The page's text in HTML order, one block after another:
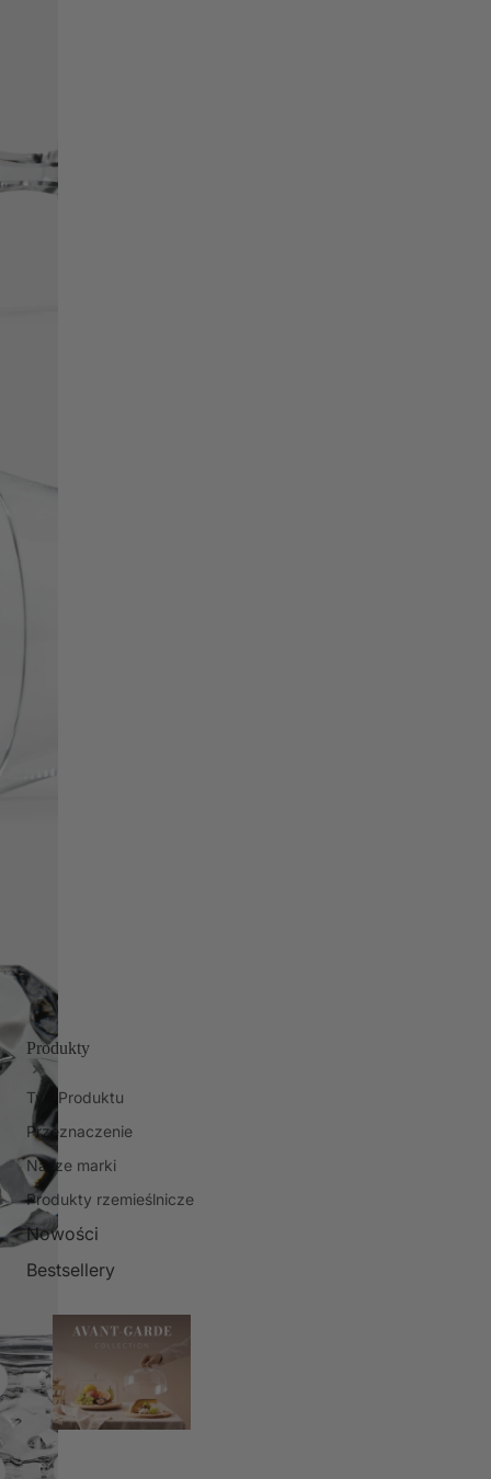
Produkty
Typ Produktu
Przeznaczenie
Nasze marki
Produkty rzemieślnicze
Nowości
Bestsellery